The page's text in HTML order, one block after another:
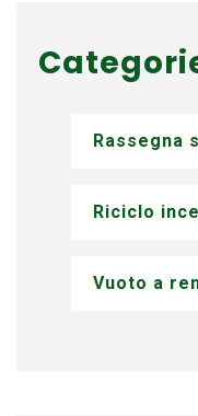
Rassegna
Riciclo
Vuoto a